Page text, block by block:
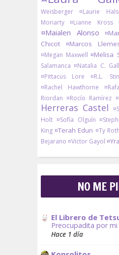
Weisberger
¤Laurie
Moriarty
¤Lianne Kross
¤Maialen Alonso
Chicot
¤Marcos
¤Megan Maxwell ¤Melisa
Salamanca ¤Natalia C.
¤Pittacus Lore
¤R.L.
¤Rachel Hawthorne
Riordan ¤Rocío Ramírez
Herreras Castel
Holt ¤Sofía Olguín
King ¤Terah Edun ¤Ty Roth
Bejarano ¤Victor Gayol
NO ME
El Librero de
Preocupadita por mi
Hace 1 día